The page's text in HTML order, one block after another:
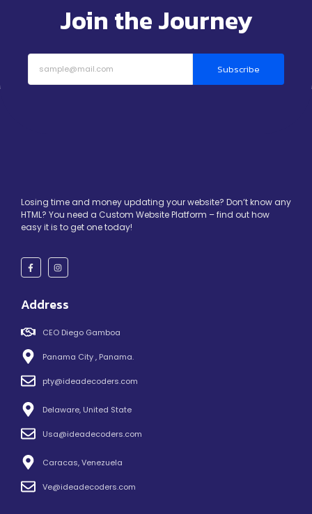
Join the Journey
Subscribe
Losing time and money updating your website? Don’t know any
HTML? You need a Custom Website Platform – find out how
easy it is to get one today!
Address
CEO Diego Gamboa
Panama City , Panama.
pty@ideadecoders.com
Delaware, United State
Usa@ideadecoders.com
Caracas, Venezuela
Ve@ideadecoders.com